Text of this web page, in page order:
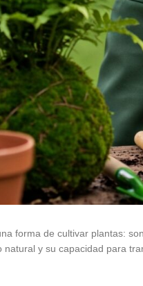
forma de cultivar plantas:
natural y su capacidad para